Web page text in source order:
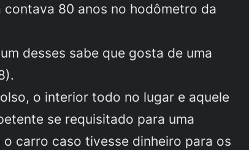
contava 80 anos no hodômetro da
desses sabe que gosta de uma
o interior todo no lugar e aquele
se requisitado para uma
carro caso tivesse dinheiro para os